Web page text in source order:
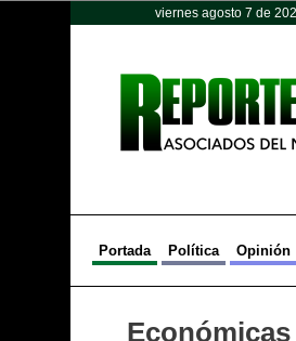
viernes agosto 7 de
Portada Política Opinión
Económicas
Opinión